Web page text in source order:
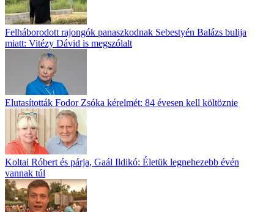
Felháborodott rajongók panaszkodnak Sebestyén Balázs bulija
miatt: Vitézy Dávid is megszólalt
Elutasították Fodor Zsóka kérelmét: 84 évesen kell költöznie
Koltai Róbert és párja, Gaál Ildikó: Életük legnehezebb évén
vannak túl